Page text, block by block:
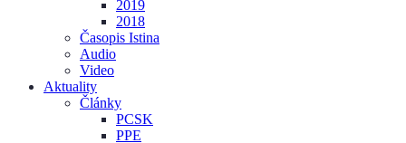
2019
2018
Časopis Istina
Audio
Video
Aktuality
Články
PCSK
PPE